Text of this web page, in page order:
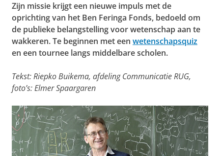
Zijn missie krijgt een nieuwe impuls met de
oprichting van het Ben Feringa Fonds, bedoeld om
de publieke belangstelling voor wetenschap aan te
wakkeren. Te beginnen met een wetenschapsquiz
en een tournee langs middelbare scholen.
Tekst: Riepko Buikema, afdeling Communicatie RUG,
foto’s: Elmer Spaargaren